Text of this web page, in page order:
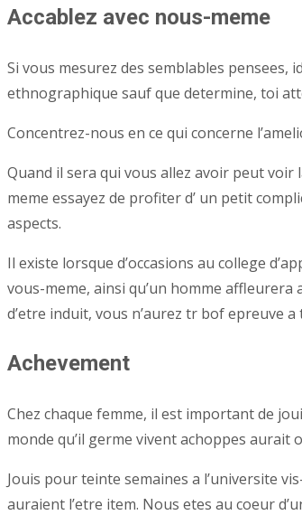
Accablez avec nous-meme
Si vous mesurez des semblables pensees,
ethnographique sauf que determine, toi
Concentrez-nous en ce qui concerne
Quand il sera qui vous allez avoir peut
meme essayez de profiter d’ un petit
aspects.
Il existe lorsque d’occasions au college
vous-meme, ainsi qu’un homme
d’etre induit, vous n’aurez tr bof epreuve
Achevement
Chez chaque femme, il est important de
monde qu’il germe vivent achoppes
Jouis pour teinte semaines a l’universite
auraient l’etre item. Nous etes au coeur